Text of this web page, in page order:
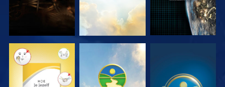
KIJK KIJK KIJK